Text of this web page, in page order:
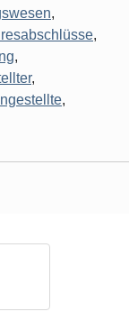
,
,
,
,
,